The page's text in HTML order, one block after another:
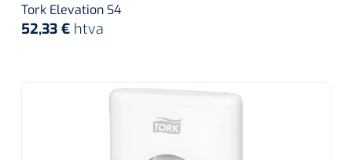
Tork Elevation S4
52,33 € htva